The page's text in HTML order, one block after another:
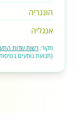
הונגריה
אנגליה
מקור: רשות שדות התעופה – דו"ח
(תנועת נוסעים